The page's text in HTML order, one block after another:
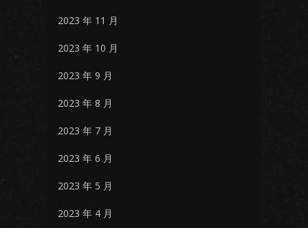
2023 年 11 月
2023 年 10 月
2023 年 9 月
2023 年 8 月
2023 年 7 月
2023 年 6 月
2023 年 5 月
2023 年 4 月